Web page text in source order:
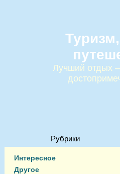
Лучший отдых
Рубрики
Интересное
Другое